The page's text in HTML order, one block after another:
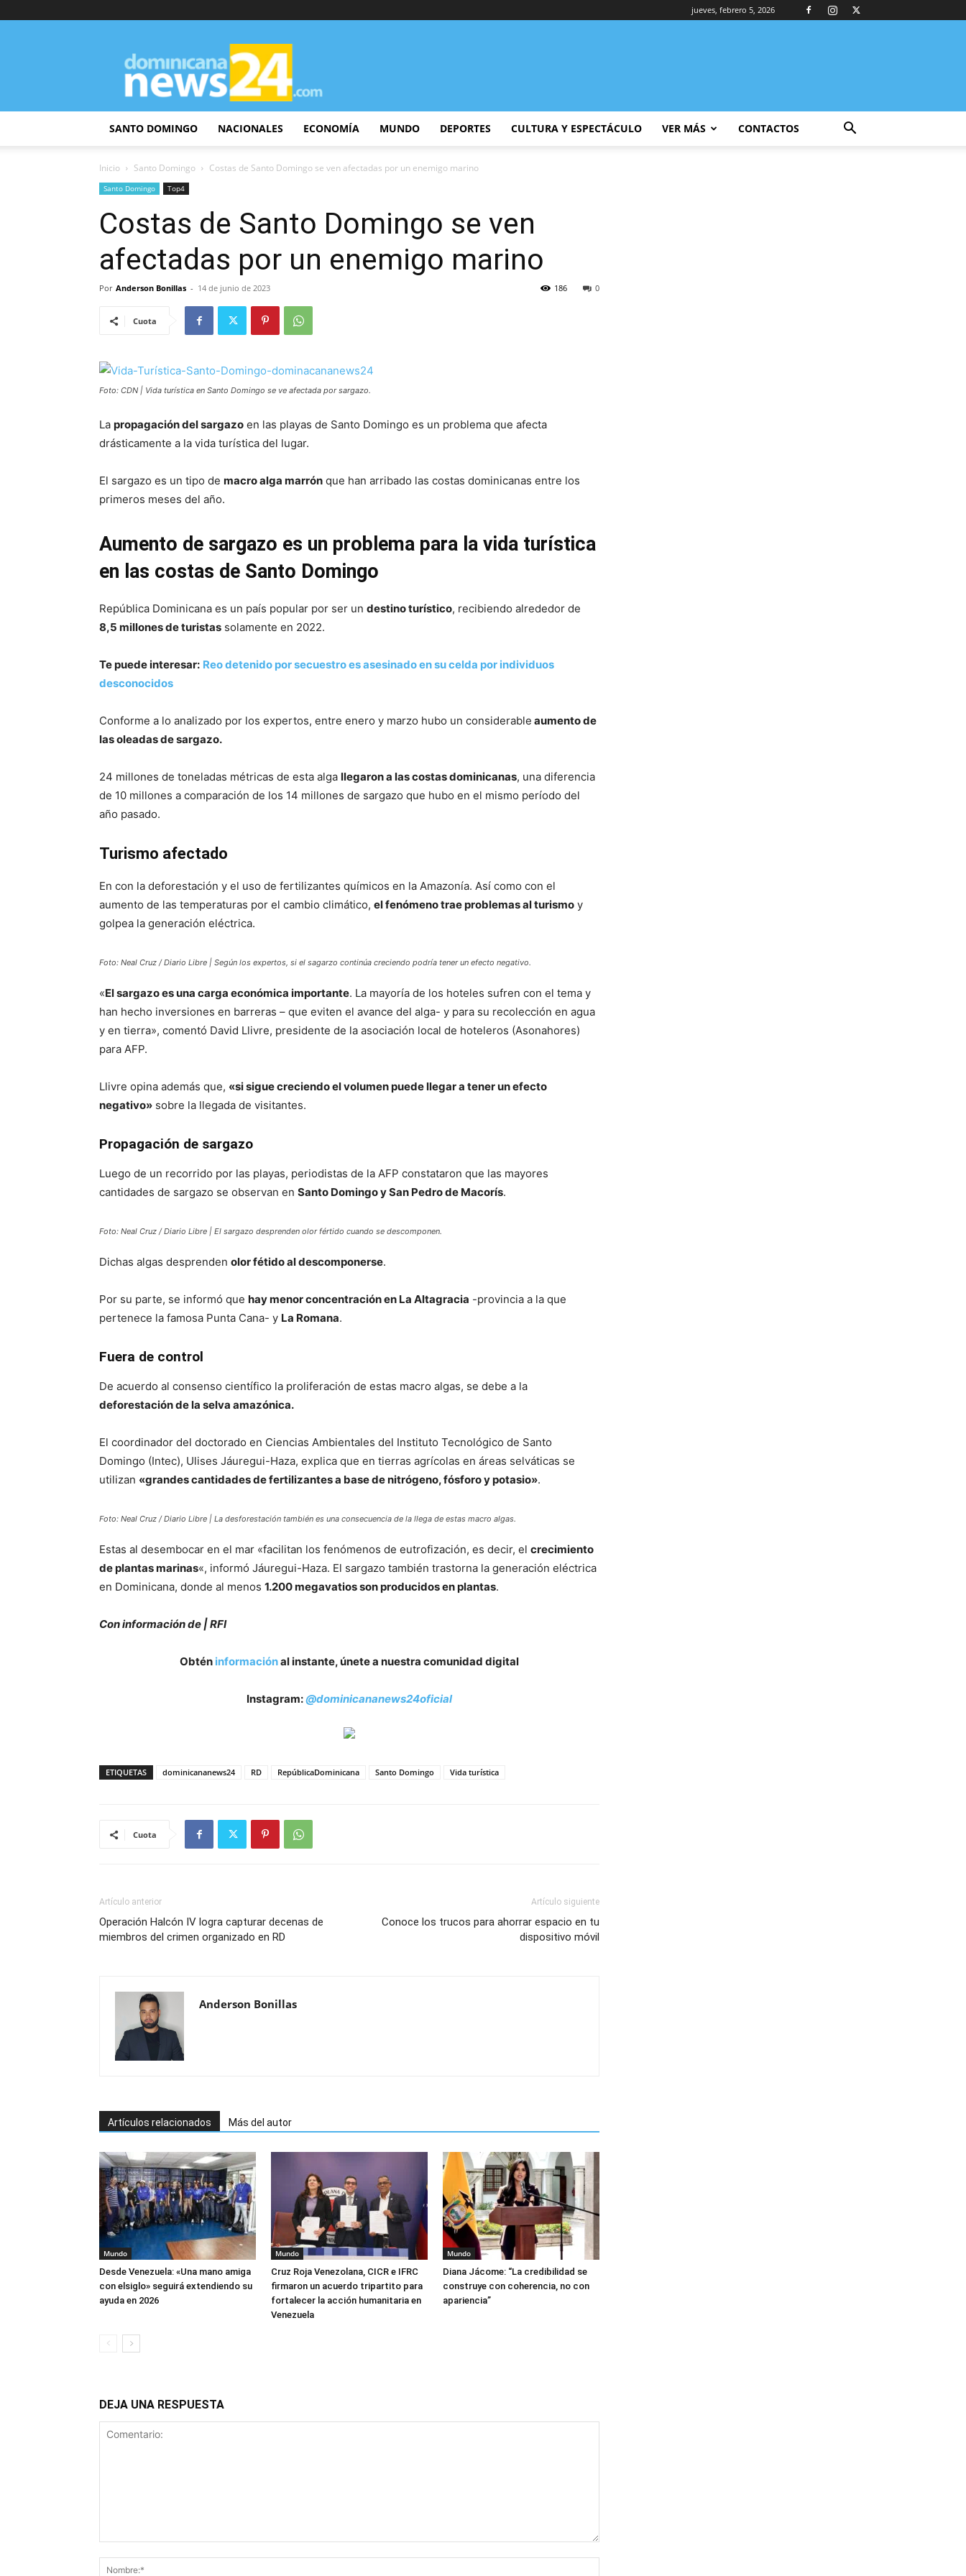
jueves, febrero 5, 2026
DominicanaNews24
SANTO DOMINGO NACIONALES ECONOMÍA MUNDO DEPORTES CULTURA Y ESPECTÁCULO VER MÁS CONTACTOS
Inicio Santo Domingo Costas de Santo Domingo se ven afectadas por un enemigo marino
Santo Domingo Top4
Costas de Santo Domingo se ven
afectadas por un enemigo marino
Por Anderson Bonillas - 14 de junio de 2023 0
186
Cuota
Foto: CDN | Vida turística en Santo Domingo se ve afectada por sargazo.
La propagación del sargazo en las playas de Santo Domingo es un problema que afecta
drásticamente a la vida turística del lugar.
El sargazo es un tipo de macro alga marrón que han arribado las costas dominicanas entre los
primeros meses del año.
Aumento de sargazo es un problema para la vida turística
en las costas de Santo Domingo
República Dominicana es un país popular por ser un destino turístico, recibiendo alrededor de
8,5 millones de turistas solamente en 2022.
Te puede interesar: Reo detenido por secuestro es asesinado en su celda por individuos
desconocidos
Conforme a lo analizado por los expertos, entre enero y marzo hubo un considerable aumento de
las oleadas de sargazo.
24 millones de toneladas métricas de esta alga llegaron a las costas dominicanas, una diferencia
de 10 millones a comparación de los 14 millones de sargazo que hubo en el mismo período del
año pasado.
Turismo afectado
En con la deforestación y el uso de fertilizantes químicos en la Amazonía. Así como con el
aumento de las temperaturas por el cambio climático, el fenómeno trae problemas al turismo y
golpea la generación eléctrica.
Foto: Neal Cruz / Diario Libre | Según los expertos, si el sagarzo continúa creciendo podría tener un efecto negativo.
«El sargazo es una carga económica importante. La mayoría de los hoteles sufren con el tema y
han hecho inversiones en barreras – que eviten el avance del alga- y para su recolección en agua
y en tierra», comentó David Llivre, presidente de la asociación local de hoteleros (Asonahores)
para AFP.
Llivre opina además que, «si sigue creciendo el volumen puede llegar a tener un efecto
negativo» sobre la llegada de visitantes.
Propagación de sargazo
Luego de un recorrido por las playas, periodistas de la AFP constataron que las mayores
cantidades de sargazo se observan en Santo Domingo y San Pedro de Macorís.
Foto: Neal Cruz / Diario Libre | El sargazo desprenden olor fértido cuando se descomponen.
Dichas algas desprenden olor fétido al descomponerse.
Por su parte, se informó que hay menor concentración en La Altagracia -provincia a la que
pertenece la famosa Punta Cana- y La Romana.
Fuera de control
De acuerdo al consenso científico la proliferación de estas macro algas, se debe a la
deforestación de la selva amazónica.
El coordinador del doctorado en Ciencias Ambientales del Instituto Tecnológico de Santo
Domingo (Intec), Ulises Jáuregui-Haza, explica que en tierras agrícolas en áreas selváticas se
utilizan «grandes cantidades de fertilizantes a base de nitrógeno, fósforo y potasio».
Foto: Neal Cruz / Diario Libre | La desforestación también es una consecuencia de la llega de estas macro algas.
Estas al desembocar en el mar «facilitan los fenómenos de eutrofización, es decir, el crecimiento
de plantas marinas«, informó Jáuregui-Haza. El sargazo también trastorna la generación eléctrica
en Dominicana, donde al menos 1.200 megavatios son producidos en plantas.
Con información de | RFI
Obtén informaciónal instante, únete a nuestra comunidad digital
Instagram:@dominicananews24oficial
ETIQUETAS dominicananews24 RD RepúblicaDominicana Santo Domingo Vida turística
Cuota
Artículo anterior
Operación Halcón IV logra capturar decenas de
miembros del crimen organizado en RD
Artículo siguiente
Conoce los trucos para ahorrar espacio en tu
dispositivo móvil
Anderson Bonillas
Artículos relacionados Más del autor
Mundo
Desde Venezuela: «Una mano amiga
con elsiglo» seguirá extendiendo su
ayuda en 2026
Mundo
Cruz Roja Venezolana, CICR e IFRC
firmaron un acuerdo tripartito para
fortalecer la acción humanitaria en
Venezuela
Mundo
Diana Jácome: “La credibilidad se
construye con coherencia, no con
apariencia”
DEJA UNA RESPUESTA